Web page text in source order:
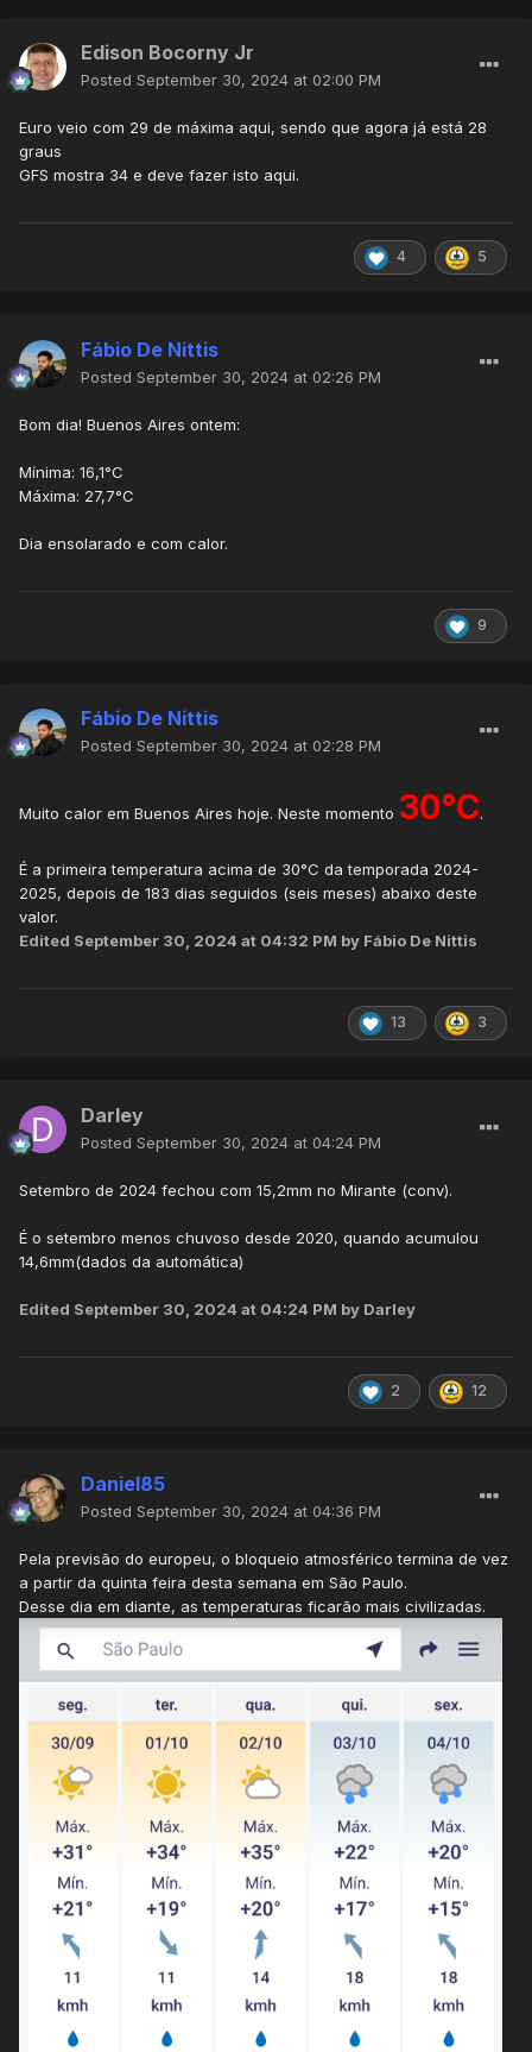
Edison Bocorny Jr
Posted September 30, 2024 at 02:00 PM
Euro veio com 29 de máxima aqui, sendo que agora já está 28
graus
GFS mostra 34 e deve fazer isto aqui.
4 5
Fábio De Nittis
Posted September 30, 2024 at 02:26 PM
Bom dia! Buenos Aires ontem:
Mínima: 16,1°C
Máxima: 27,7°C
Dia ensolarado e com calor.
9
Fábio De Nittis
Posted September 30, 2024 at 02:28 PM
Muito calor em Buenos Aires hoje. Neste momento 30°C.
É a primeira temperatura acima de 30°C da temporada 2024-
2025, depois de 183 dias seguidos (seis meses) abaixo deste
valor.
Edited September 30, 2024 at 04:32 PM by Fábio De Nittis
13 3
Darley
Posted September 30, 2024 at 04:24 PM
Setembro de 2024 fechou com 15,2mm no Mirante (conv).
É o setembro menos chuvoso desde 2020, quando acumulou
14,6mm(dados da automática)
Edited September 30, 2024 at 04:24 PM by Darley
2 12
Daniel85
Posted September 30, 2024 at 04:36 PM
Pela previsão do europeu, o bloqueio atmosférico termina de vez
a partir da quinta feira desta semana em São Paulo.
Desse dia em diante, as temperaturas ficarão mais civilizadas.